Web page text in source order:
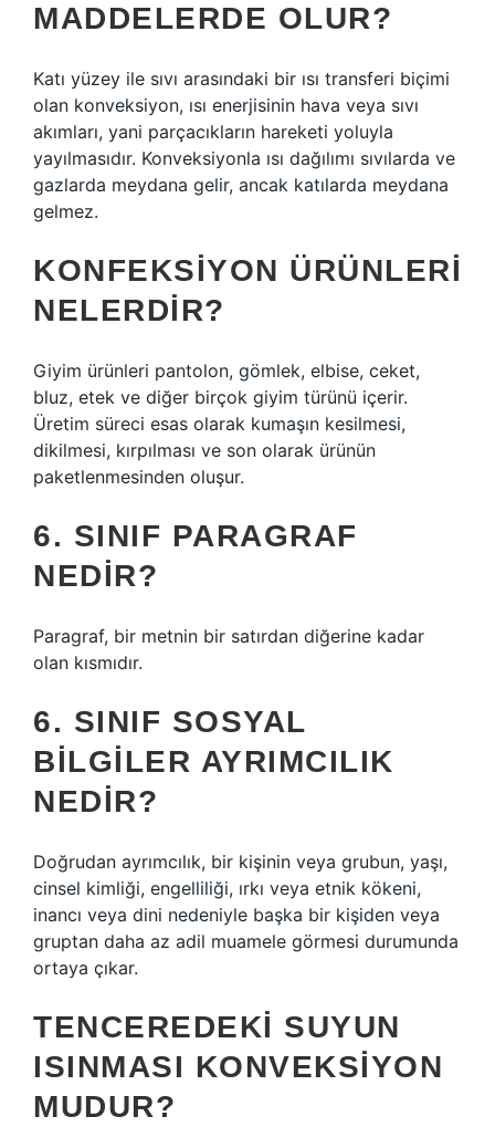
MADDELERDE OLUR?
Katı yüzey ile sıvı arasındaki bir ısı transferi biçimi
olan konveksiyon, ısı enerjisinin hava veya sıvı
akımları, yani parçacıkların hareketi yoluyla
yayılmasıdır. Konveksiyonla ısı dağılımı sıvılarda ve
gazlarda meydana gelir, ancak katılarda meydana
gelmez.
KONFEKSIYON ÜRÜNLERI
NELERDIR?
Giyim ürünleri pantolon, gömlek, elbise, ceket,
bluz, etek ve diğer birçok giyim türünü içerir.
Üretim süreci esas olarak kumaşın kesilmesi,
dikilmesi, kırpılması ve son olarak ürünün
paketlenmesinden oluşur.
6. SINIF PARAGRAF
NEDIR?
Paragraf, bir metnin bir satırdan diğerine kadar
olan kısmıdır.
6. SINIF SOSYAL
BILGILER AYRIMCILIK
NEDIR?
Doğrudan ayrımcılık, bir kişinin veya grubun, yaşı,
cinsel kimliği, engelliliği, ırkı veya etnik kökeni,
inancı veya dini nedeniyle başka bir kişiden veya
gruptan daha az adil muamele görmesi durumunda
ortaya çıkar.
TENCEREDEKI SUYUN
ISINMASI KONVEKSIYON
MUDUR?